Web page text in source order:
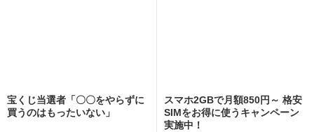
宝くじ当選者「〇〇をやらずに
買うのはもったいない」
スマホ2GBで月額850円～ 格安
SIMをお得に使うキャンペーン
実施中！